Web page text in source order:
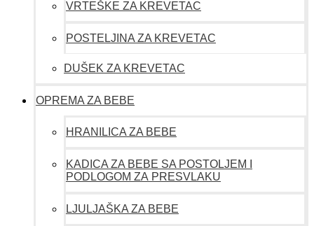
VRTEŠKE ZA KREVETAC
POSTELJINA ZA KREVETAC
DUŠEK ZA KREVETAC
OPREMA ZA BEBE
HRANILICA ZA BEBE
KADICA ZA BEBE SA POSTOLJEM I
PODLOGOM ZA PRESVLAKU
LJULJAŠKA ZA BEBE